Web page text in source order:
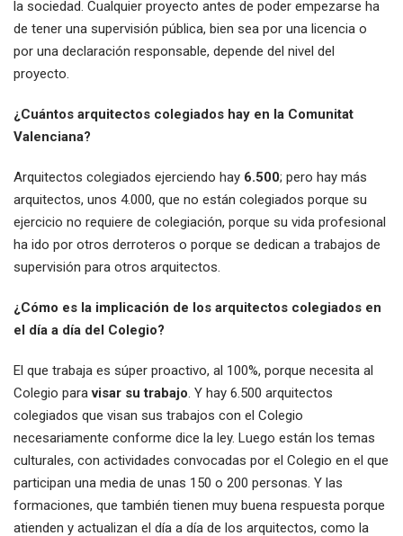
la sociedad. Cualquier proyecto antes de poder empezarse ha
de tener una supervisión pública, bien sea por una licencia o
por una declaración responsable, depende del nivel del
proyecto.
¿Cuántos arquitectos colegiados hay en la Comunitat
Valenciana?
Arquitectos colegiados ejerciendo hay 6.500; pero hay más
arquitectos, unos 4.000, que no están colegiados porque su
ejercicio no requiere de colegiación, porque su vida profesional
ha ido por otros derroteros o porque se dedican a trabajos de
supervisión para otros arquitectos.
¿Cómo es la implicación de los arquitectos colegiados en
el día a día del Colegio?
El que trabaja es súper proactivo, al 100%, porque necesita al
Colegio paravisar su trabajo. Y hay 6.500 arquitectos
colegiados que visan sus trabajos con el Colegio
necesariamente conforme dice la ley. Luego están los temas
culturales, con actividades convocadas por el Colegio en el que
participan una media de unas 150 o 200 personas. Y las
formaciones, que también tienen muy buena respuesta porque
atienden y actualizan el día a día de los arquitectos, como la